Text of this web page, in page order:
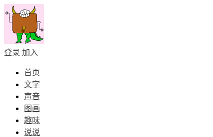
登录 加入
首页
文字
声音
图画
趣味
说说